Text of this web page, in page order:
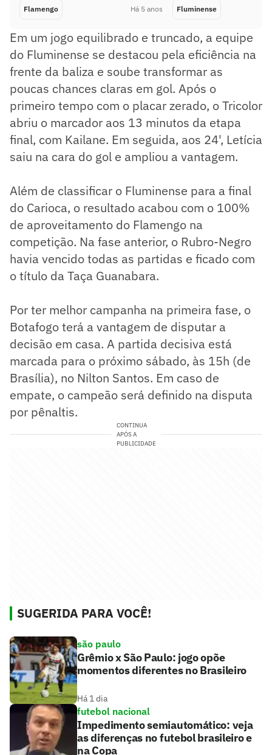
Flamengo Há 5 anos Fluminense
Em um jogo equilibrado e truncado, a equipe
do Fluminense se destacou pela eficiência na
frente da baliza e soube transformar as
poucas chances claras em gol. Após o
primeiro tempo com o placar zerado, o Tricolor
abriu o marcador aos 13 minutos da etapa
final, com Kailane. Em seguida, aos 24', Letícia
saiu na cara do gol e ampliou a vantagem.
Além de classificar o Fluminense para a final
do Carioca, o resultado acabou com o 100%
de aproveitamento do Flamengo na
competição. Na fase anterior, o Rubro-Negro
havia vencido todas as partidas e ficado com
o título da Taça Guanabara.
Por ter melhor campanha na primeira fase, o
Botafogo terá a vantagem de disputar a
decisão em casa. A partida decisiva está
marcada para o próximo sábado, às 15h (de
Brasília), no Nilton Santos. Em caso de
empate, o campeão será definido na disputa
por pênaltis.
CONTINUA
APÓS A
PUBLICIDADE
SUGERIDA PARA VOCÊ!
são paulo
Grêmio x São Paulo: jogo opõe
momentos diferentes no Brasileiro
Há 1 dia
futebol nacional
Impedimento semiautomático: veja
as diferenças no futebol brasileiro e
na Copa